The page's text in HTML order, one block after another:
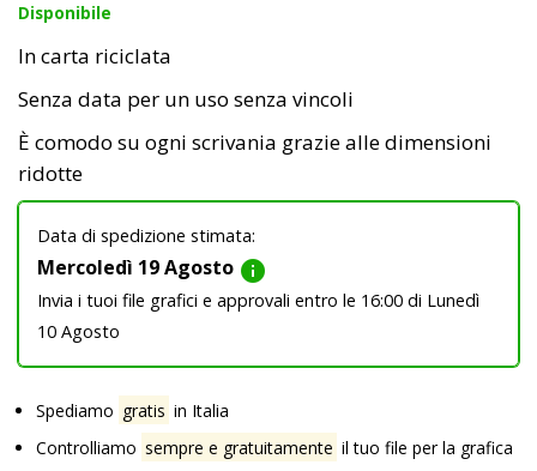
Disponibile
In carta riciclata
Senza data per un uso senza vincoli
È comodo su ogni scrivania grazie alle dimensioni
ridotte
Data di spedizione stimata:
Mercoledì 19 Agosto info
Invia i tuoi file grafici e approvali entro le 16:00 di Lunedì
10 Agosto
Spediamo gratis in Italia
Controlliamo sempre e gratuitamente il tuo file per la grafica